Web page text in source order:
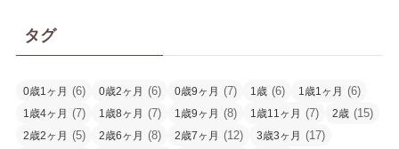
タグ
0歳1ヶ月 (6) 0歳2ヶ月 (6) 0歳9ヶ月 (7) 1歳 (6) 1歳1ヶ月 (6)
1歳4ヶ月 (7) 1歳8ヶ月 (7) 1歳9ヶ月 (8) 1歳11ヶ月 (7) 2歳 (15)
2歳2ヶ月 (5) 2歳6ヶ月 (8) 2歳7ヶ月 (12) 3歳3ヶ月 (17)